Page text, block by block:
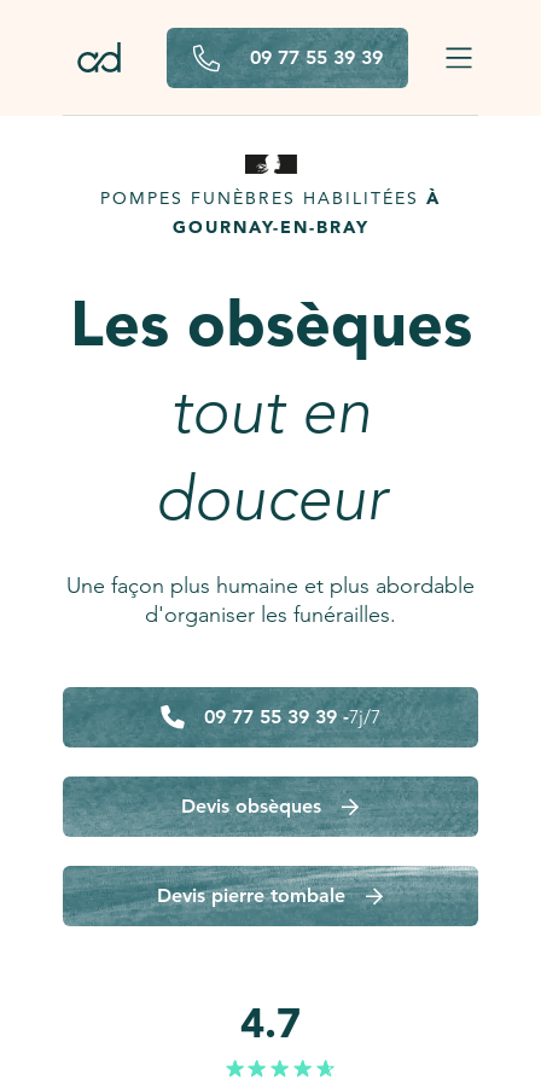
09 77 55 39 39
POMPES FUNÈBRES HABILITÉES À
GOURNAY-EN-BRAY
Les obsèques
tout en
douceur
Une façon plus humaine et plus abordable
d'organiser les funérailles.
09 77 55 39 39 -7j/7
Devis obsèques
Devis pierre tombale
4.7